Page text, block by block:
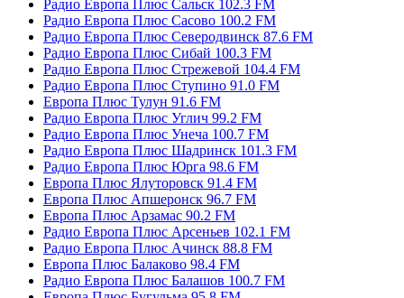
Радио Европа Плюс Сальск 102.3 FM
Радио Европа Плюс Сасово 100.2 FM
Радио Европа Плюс Северодвинск 87.6 FM
Радио Европа Плюс Сибай 100.3 FM
Радио Европа Плюс Стрежевой 104.4 FM
Радио Европа Плюс Ступино 91.0 FM
Европа Плюс Тулун 91.6 FM
Радио Европа Плюс Углич 99.2 FM
Радио Европа Плюс Унеча 100.7 FM
Радио Европа Плюс Шадринск 101.3 FM
Радио Европа Плюс Юрга 98.6 FM
Европа Плюс Ялуторовск 91.4 FM
Европа Плюс Апшеронск 96.7 FM
Европа Плюс Арзамас 90.2 FM
Радио Европа Плюс Арсеньев 102.1 FM
Радио Европа Плюс Ачинск 88.8 FM
Европа Плюс Балаково 98.4 FM
Радио Европа Плюс Балашов 100.7 FM